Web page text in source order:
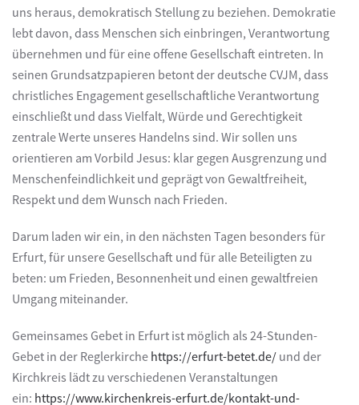
uns heraus, demokratisch Stellung zu beziehen. Demokratie
lebt davon, dass Menschen sich einbringen, Verantwortung
übernehmen und für eine offene Gesellschaft eintreten. In
seinen Grundsatzpapieren betont der deutsche CVJM, dass
christliches Engagement gesellschaftliche Verantwortung
einschließt und dass Vielfalt, Würde und Gerechtigkeit
zentrale Werte unseres Handelns sind. Wir sollen uns
orientieren am Vorbild Jesus: klar gegen Ausgrenzung und
Menschenfeindlichkeit und geprägt von Gewaltfreiheit,
Respekt und dem Wunsch nach Frieden.
Darum laden wir ein, in den nächsten Tagen besonders für
Erfurt, für unsere Gesellschaft und für alle Beteiligten zu
beten: um Frieden, Besonnenheit und einen gewaltfreien
Umgang miteinander.
Gemeinsames Gebet in Erfurt ist möglich als 24-Stunden-
Gebet in der Reglerkirche https://erfurt-betet.de/ und der
Kirchkreis lädt zu verschiedenen Veranstaltungen
ein: https://www.kirchenkreis-erfurt.de/kontakt-und-